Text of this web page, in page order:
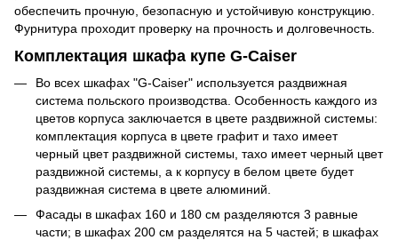
обеспечить прочную, безопасную и устойчивую конструкцию.
Фурнитура проходит проверку на прочность и долговечность.
Комплектация шкафа купе G-Caiser
Во всех шкафах "G-Caiser" используется раздвижная
система польского производства. Особенность каждого из
цветов корпуса заключается в цвете раздвижной системы:
комплектация корпуса в цвете графит и тахо имеет
черный цвет раздвижной системы, тахо имеет черный цвет
раздвижной системы, а к корпусу в белом цвете будет
раздвижная система в цвете алюминий.
Фасады в шкафах 160 и 180 см разделяются 3 равные
части; в шкафах 200 см разделятся на 5 частей; в шкафах